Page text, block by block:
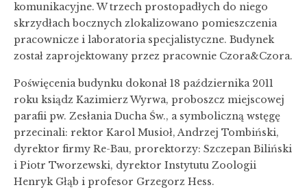
komunikacyjne. W trzech prostopadłych do niego
skrzydłach bocznych zlokalizowano pomieszczenia
pracownicze i laboratoria specjalistyczne. Budynek
został zaprojektowany przez pracownie Czora&Czora.
Poświęcenia budynku dokonał 18 października 2011
roku ksiądz Kazimierz Wyrwa, proboszcz miejscowej
parafii pw. Zesłania Ducha Św., a symboliczną wstęgę
przecinali: rektor Karol Musioł, Andrzej Tombiński,
dyrektor firmy Re-Bau, prorektorzy: Szczepan Biliński
i Piotr Tworzewski, dyrektor Instytutu Zoologii
Henryk Głąb i profesor Grzegorz Hess.